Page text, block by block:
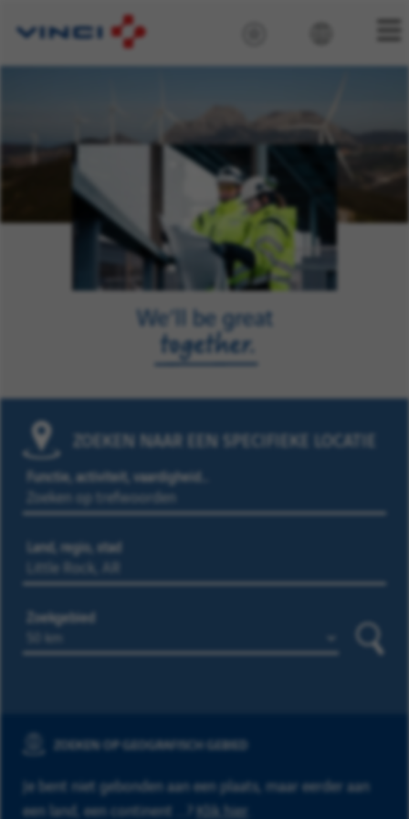
ZOEKEN NAAR EEN SPECIFIEKE LOCATIE
Functie, activiteit, vaardigheid…
Land, regio, stad
Zoekgebied
ZOEKEN OP GEOGRAFISCH GEBIED
Je bent niet gebonden aan een plaats, maar eerder aan
een land, een continent ...? Klik hier